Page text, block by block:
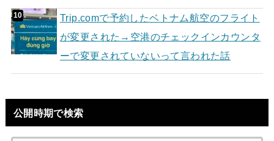
Trip.comで予約したベトナム航空のフライト
が変更された→空港のチェックインカウンタ
ーで変更されていないって言われた話
公開時期で検索